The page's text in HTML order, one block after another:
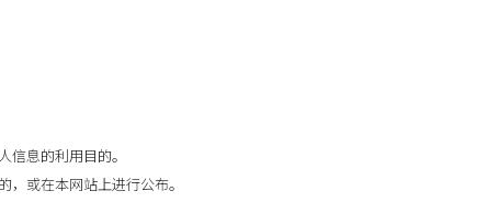
息的利用目的。
或在本网站上进行公布。